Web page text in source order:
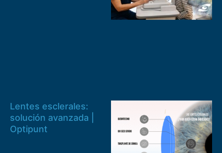
Lentes esclerales:
solución avanzada |
Optipunt